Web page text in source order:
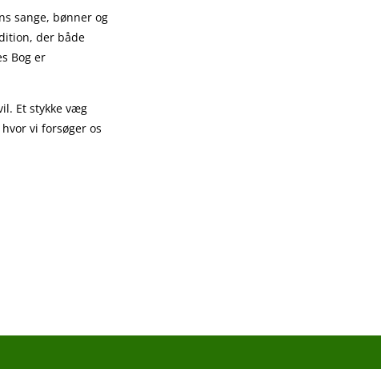
sange, bønner og
der både
Bog er
Et stykke væg
vi forsøger os